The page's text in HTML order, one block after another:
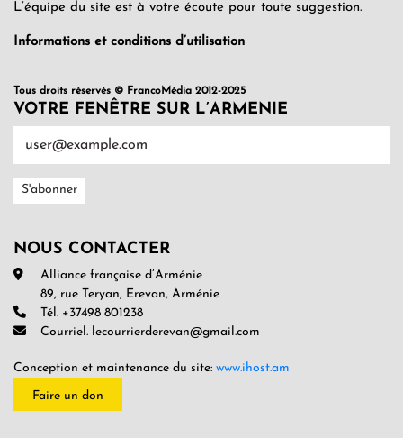
L’équipe du site est à votre écoute pour toute suggestion.
Informations et conditions d’utilisation
Tous droits réservés © FrancoMédia 2012-2025
VOTRE FENÊTRE SUR L’ARMENIE
NOUS CONTACTER
Alliance française d’Arménie
89, rue Teryan, Erevan, Arménie
Tél. +37498 801238
Courriel. lecourrierderevan@gmail.com
Conception et maintenance du site: www.ihost.am
Faire un don